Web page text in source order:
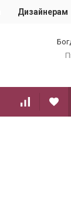
Дизайнерам